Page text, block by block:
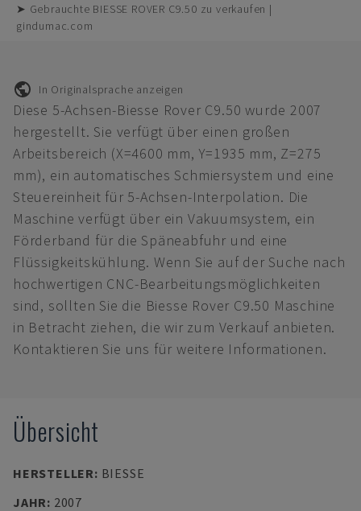
➤ Gebrauchte BIESSE ROVER C9.50 zu verkaufen |
gindumac.com
In Originalsprache anzeigen
Diese 5-Achsen-Biesse Rover C9.50 wurde 2007
hergestellt. Sie verfügt über einen großen
Arbeitsbereich (X=4600 mm, Y=1935 mm, Z=275
mm), ein automatisches Schmiersystem und eine
Steuereinheit für 5-Achsen-Interpolation. Die
Maschine verfügt über ein Vakuumsystem, ein
Förderband für die Späneabfuhr und eine
Flüssigkeitskühlung. Wenn Sie auf der Suche nach
hochwertigen CNC-Bearbeitungsmöglichkeiten
sind, sollten Sie die Biesse Rover C9.50 Maschine
in Betracht ziehen, die wir zum Verkauf anbieten.
Kontaktieren Sie uns für weitere Informationen.
Übersicht
HERSTELLER: BIESSE
JAHR: 2007